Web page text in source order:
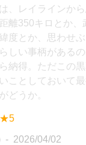
、レイラインか
離350キロとか、
度とか、思わせ
しい事柄がある
納得。ただこの黒
ことしておいて
どうか。
★5
2026/04/02